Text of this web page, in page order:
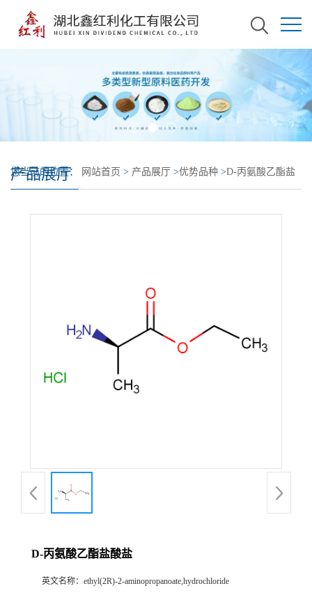
产品展厅
您当前的位置： 网站首页 > 产品展厅 >优势品种 >D-丙氨酸乙酯盐
D-丙氨酸乙酯盐酸盐
英文名称： ethyl(2R)-2-aminopropanoate,hydrochloride